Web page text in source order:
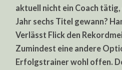
aktuell nicht ein Coach
Jahr sechs Titel gewann?
Verlässt Flick den
Zumindest eine andere
Erfolgstrainer wohl offen.